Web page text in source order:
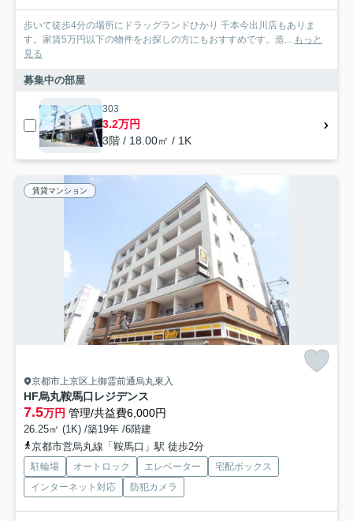
歩いて徒歩4分の場所にドラッグランドひかり 千本今出川店もありま
す。家賃5万円以下の物件をお探しの方にもおすすめです。造... もっと
見る
募集中の部屋
303
3.2万円
3階 / 18.00㎡ / 1K
賃貸マンション
京都市上京区上御霊前通烏丸東入
HF烏丸鞍馬口レジデンス
7.5万円 管理/共益費6,000円
26.25㎡ (1K) /築19年 /6階建
京都市営烏丸線「鞍馬口」駅 徒歩2分
駐輪場 オートロック エレベーター
宅配ボックス
インターネット対応
防犯カメラ